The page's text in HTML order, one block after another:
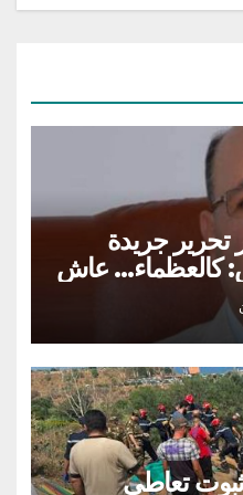
مدير تحرير جريدة
كالعظماء… عاش
ثبوت تعاطي